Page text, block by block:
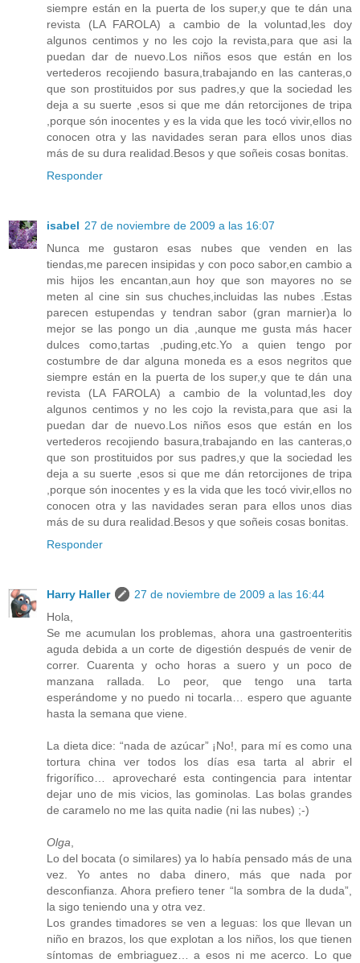
siempre están en la puerta de los super,y que te dán una
revista (LA FAROLA) a cambio de la voluntad,les doy
algunos centimos y no les cojo la revista,para que asi la
puedan dar de nuevo.Los niños esos que están en los
vertederos recojiendo basura,trabajando en las canteras,o
que son prostituidos por sus padres,y que la sociedad les
deja a su suerte ,esos si que me dán retorcijones de tripa
,porque són inocentes y es la vida que les tocó vivir,ellos no
conocen otra y las navidades seran para ellos unos dias
más de su dura realidad.Besos y que soñeis cosas bonitas.
Responder
isabel 27 de noviembre de 2009 a las 16:07
Nunca me gustaron esas nubes que venden en las
tiendas,me parecen insipidas y con poco sabor,en cambio a
mis hijos les encantan,aun hoy que son mayores no se
meten al cine sin sus chuches,incluidas las nubes .Estas
parecen estupendas y tendran sabor (gran marnier)a lo
mejor se las pongo un dia ,aunque me gusta más hacer
dulces como,tartas ,puding,etc.Yo a quien tengo por
costumbre de dar alguna moneda es a esos negritos que
siempre están en la puerta de los super,y que te dán una
revista (LA FAROLA) a cambio de la voluntad,les doy
algunos centimos y no les cojo la revista,para que asi la
puedan dar de nuevo.Los niños esos que están en los
vertederos recojiendo basura,trabajando en las canteras,o
que son prostituidos por sus padres,y que la sociedad les
deja a su suerte ,esos si que me dán retorcijones de tripa
,porque són inocentes y es la vida que les tocó vivir,ellos no
conocen otra y las navidades seran para ellos unos dias
más de su dura realidad.Besos y que soñeis cosas bonitas.
Responder
Harry Haller
27 de noviembre de 2009 a las 16:44
Hola,
Se me acumulan los problemas, ahora una gastroenteritis
aguda debida a un corte de digestión después de venir de
correr. Cuarenta y ocho horas a suero y un poco de
manzana rallada. Lo peor, que tengo una tarta
esperándome y no puedo ni tocarla… espero que aguante
hasta la semana que viene.
La dieta dice: “nada de azúcar” ¡No!, para mí es como una
tortura china ver todos los días esa tarta al abrir el
frigorífico… aprovecharé esta contingencia para intentar
dejar uno de mis vicios, las gominolas. Las bolas grandes
de caramelo no me las quita nadie (ni las nubes) ;-)
Olga,
Lo del bocata (o similares) ya lo había pensado más de una
vez. Yo antes no daba dinero, más que nada por
desconfianza. Ahora prefiero tener “la sombra de la duda”,
la sigo teniendo una y otra vez.
Los grandes timadores se ven a leguas: los que llevan un
niño en brazos, los que explotan a los niños, los que tienen
síntomas de embriaguez… a esos ni me acerco. Lo que